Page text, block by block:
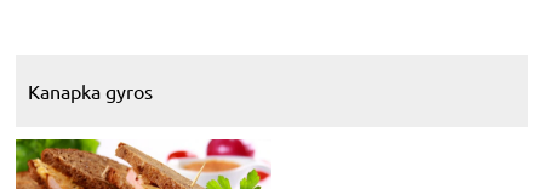
Kanapka gyros